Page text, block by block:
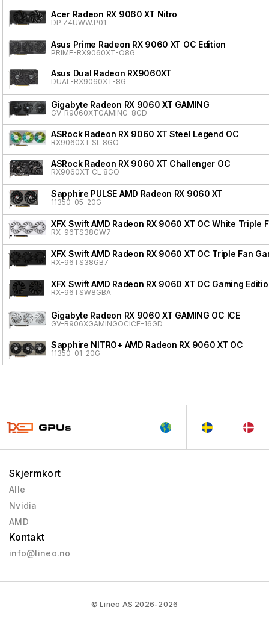
Acer Radeon RX 9060 XT Nitro
DP.Z4UWW.P01
Asus Prime Radeon RX 9060 XT OC Edition
PRIME-RX9060XT-O8G
Asus Dual Radeon RX9060XT
DUAL-RX9060XT-8G
Gigabyte Radeon RX 9060 XT GAMING
GV-R9060XTGAMING-8GD
ASRock Radeon RX 9060 XT Steel Legend OC
RX9060XT SL 8GO
ASRock Radeon RX 9060 XT Challenger OC
RX9060XT CL 8GO
Sapphire PULSE AMD Radeon RX 9060 XT
11350-05-20G
XFX Swift AMD Radeon RX 9060 XT OC White Triple
RX-96TS38GW7
XFX Swift AMD Radeon RX 9060 XT OC Triple Fan
RX-96TS38GB7
XFX Swift AMD Radeon RX 9060 XT OC Gaming
RX-96TSW8GBA
Gigabyte Radeon RX 9060 XT GAMING OC ICE
GV-R906XGAMINGOCICE-16GD
Sapphire NITRO+ AMD Radeon RX 9060 XT OC
11350-01-20G
Skjermkort
Alle
Nvidia
AMD
Kontakt
info@lineo.no
© Lineo AS 2026-2026